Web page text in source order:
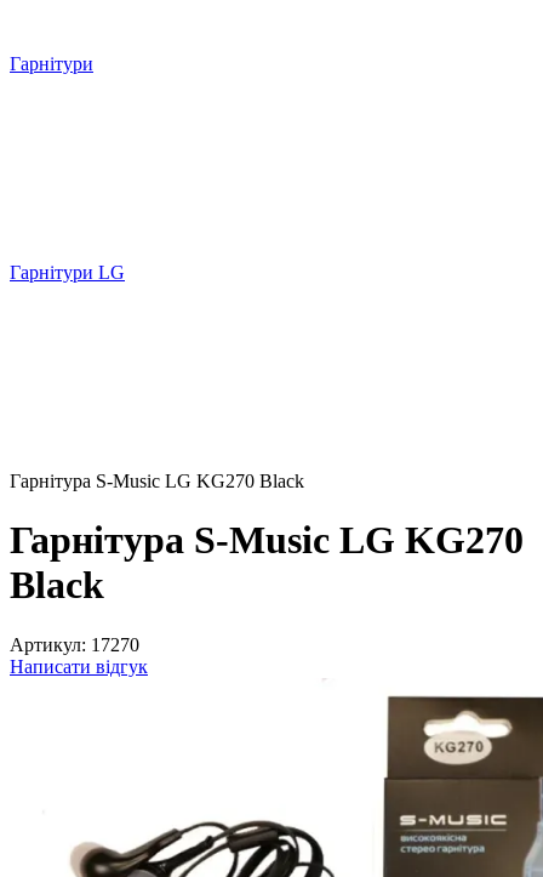
Гарнітури
Гарнітури LG
Гарнітура S-Music LG KG270 Black
Гарнітура S-Music LG KG270
Black
Артикул: 17270
Написати відгук